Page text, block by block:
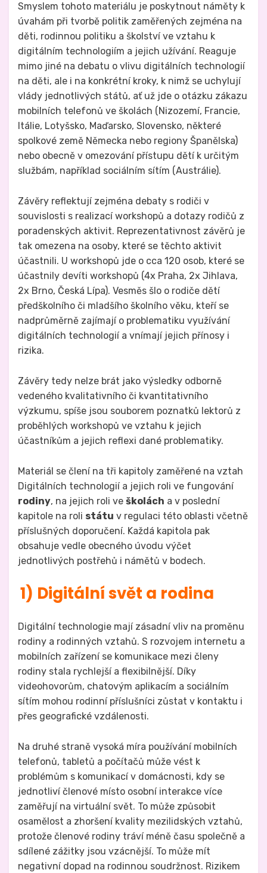
Smyslem tohoto materiálu je poskytnout náměty k
úvahám při tvorbě politik zaměřených zejména na
děti, rodinnou politiku a školství ve vztahu k
digitálním technologiím a jejich užívání. Reaguje
mimo jiné na debatu o vlivu digitálních technologií
na děti, ale i na konkrétní kroky, k nimž se uchylují
vlády jednotlivých států, ať už jde o otázku zákazu
mobilních telefonů ve školách (Nizozemí, Francie,
Itálie, Lotyšsko, Maďarsko, Slovensko, některé
spolkové země Německa nebo regiony Španělska)
nebo obecně v omezování přístupu dětí k určitým
službám, například sociálním sítím (Austrálie).
Závěry reflektují zejména debaty s rodiči v
souvislosti s realizací workshopů a dotazy rodičů z
poradenských aktivit. Reprezentativnost závěrů je
tak omezena na osoby, které se těchto aktivit
účastnili. U workshopů jde o cca 120 osob, které se
účastnily devíti workshopů (4x Praha, 2x Jihlava,
2x Brno, Česká Lípa). Vesměs šlo o rodiče dětí
předškolního či mladšího školního věku, kteří se
nadprůměrně zajímají o problematiku využívání
digitálních technologií a vnímají jejich přínosy i
rizika.
Závěry tedy nelze brát jako výsledky odborně
vedeného kvalitativního či kvantitativního
výzkumu, spíše jsou souborem poznatků lektorů z
proběhlých workshopů ve vztahu k jejich
účastníkům a jejich reflexi dané problematiky.
Materiál se člení na tři kapitoly zaměřené na vztah
Digitálních technologií a jejich roli ve fungování
rodiny, na jejich roli ve školách a v poslední
kapitole na roli státu v regulaci této oblasti včetně
příslušných doporučení. Každá kapitola pak
obsahuje vedle obecného úvodu výčet
jednotlivých postřehů i námětů v bodech.
1) Digitální svět a rodina
Digitální technologie mají zásadní vliv na proměnu
rodiny a rodinných vztahů. S rozvojem internetu a
mobilních zařízení se komunikace mezi členy
rodiny stala rychlejší a flexibilnější. Díky
videohovorům, chatovým aplikacím a sociálním
sítím mohou rodinní příslušníci zůstat v kontaktu i
přes geografické vzdálenosti.
Na druhé straně vysoká míra používání mobilních
telefonů, tabletů a počítačů může vést k
problémům s komunikací v domácnosti, kdy se
jednotliví členové místo osobní interakce více
zaměřují na virtuální svět. To může způsobit
osamělost a zhoršení kvality mezilidských vztahů,
protože členové rodiny tráví méně času společně a
sdílené zážitky jsou vzácnější. To může mít
negativní dopad na rodinnou soudržnost. Rizikem